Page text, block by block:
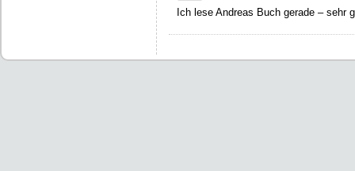
Ich lese Andreas Buch gerade – sehr